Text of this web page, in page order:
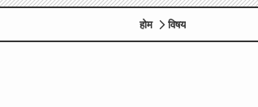
होम विषय